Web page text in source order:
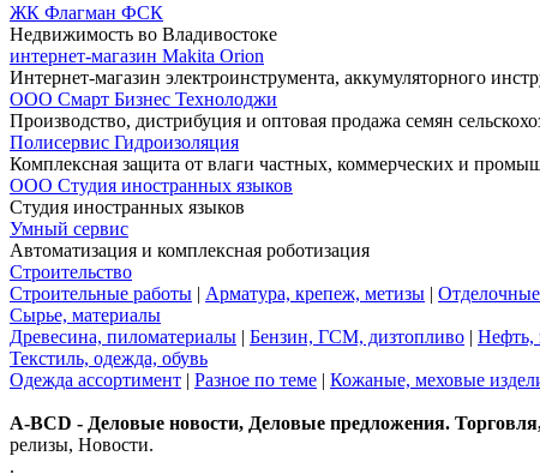
ЖК Флагман ФСК
Недвижимость во Владивостоке
интернет-магазин Makita Orion
Интернет-магазин электроинструмента, аккумуляторного
ООО Смарт Бизнес Технолоджи
Производство, дистрибуция и оптовая продажа семян
Полисервис Гидроизоляция
Комплексная защита от влаги частных, коммерческих и
ООО Студия иностранных языков
Студия иностранных языков
Умный сервис
Автоматизация и комплексная роботизация
Строительство
Строительные работы | Арматура, крепеж, метизы |
Сырье, материалы
Древесина, пиломатериалы | Бензин, ГСМ, дизтопливо | Нефть,
Текстиль, одежда, обувь
Одежда ассортимент | Разное по теме | Кожаные, меховые
A-BCD - Деловые новости, Деловые предложения.
релизы, Новости.
.